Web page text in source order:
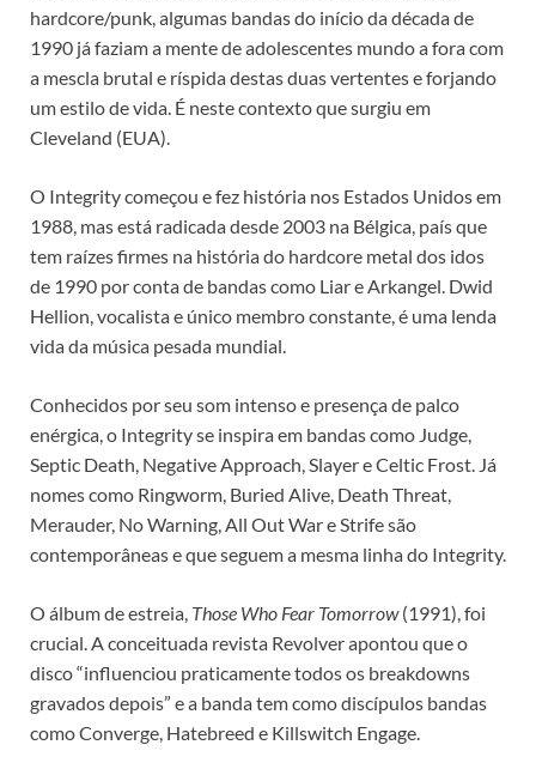
hardcore/punk, algumas bandas do início da década de
1990 já faziam a mente de adolescentes mundo a fora com
a mescla brutal e ríspida destas duas vertentes e forjando
um estilo de vida. É neste contexto que surgiu em
Cleveland (EUA).
O Integrity começou e fez história nos Estados Unidos em
1988, mas está radicada desde 2003 na Bélgica, país que
tem raízes firmes na história do hardcore metal dos idos
de 1990 por conta de bandas como Liar e Arkangel. Dwid
Hellion, vocalista e único membro constante, é uma lenda
vida da música pesada mundial.
Conhecidos por seu som intenso e presença de palco
enérgica, o Integrity se inspira em bandas como Judge,
Septic Death, Negative Approach, Slayer e Celtic Frost. Já
nomes como Ringworm, Buried Alive, Death Threat,
Merauder, No Warning, All Out War e Strife são
contemporâneas e que seguem a mesma linha do Integrity.
O álbum de estreia, Those Who Fear Tomorrow(1991), foi
crucial. A conceituada revista Revolver apontou que o
disco “influenciou praticamente todos os breakdowns
gravados depois” e a banda tem como discípulos bandas
como Converge, Hatebreed e Killswitch Engage.